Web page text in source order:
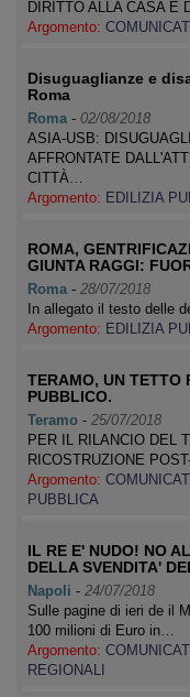
DIRITTO ALLA CASA E
Argomento: COMUNICATI
Disuguaglianze e
Roma
Roma - 02/08/2018
ASIA-USB:
AFFRONTATE
CITTÀ…
Argomento: EDILIZIA
ROMA,
GIUNTA RAGGI:
Roma - 28/07/2018
In allegato il testo delle
Argomento: EDILIZIA
TERAMO, UN TETTO
PUBBLICO.
Teramo - 25/07/2018
PER IL RILANCIO DEL
RICOSTRUZIONE
Argomento: COMUNICATI
PUBBLICA
IL RE E' NUDO! NO
DELLA SVENDITA'
Napoli - 24/07/2018
Sulle pagine di ieri de il
100 milioni di Euro in…
Argomento: COMUNICATI
REGIONALI